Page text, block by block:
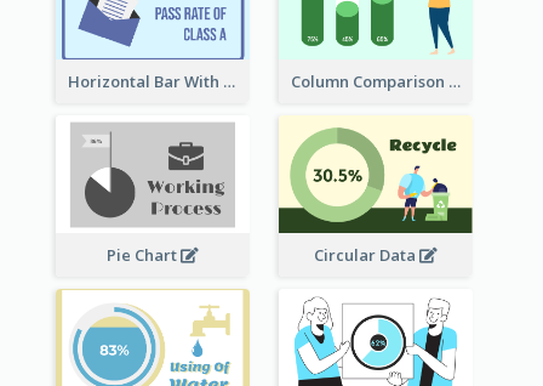
Horizontal Bar With Button Column Comparison Record
Pie Chart Circular Data